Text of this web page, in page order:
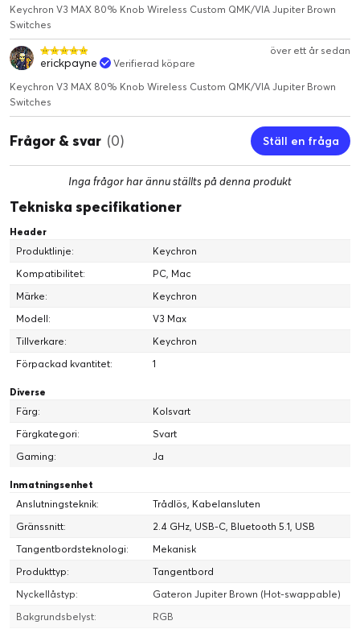
En episk kärna inuti tangentbordet
En kraftfull ARM-arkitektur MCU utrustad med 256K Flash
kommer att ge mer flexibilitet för utvecklare.
Pollingsfrekvensen är 1000 Hz direkt ur lådan, vilket gör att
Keychron V3 MAX 80% Knob Wireless Custom QMK/VIA Jupiter Brown
Switches
över ett år sedan
erickpayne
Verifierad köpare
Keychron V3 MAX 80% Knob Wireless Custom QMK/VIA Jupiter Brown
Switches
Frågor & svar (0) Ställ en fråga
Inga frågor har ännu ställts på denna produkt
Tekniska specifikationer
Header
Produktlinje:
Keychron
Kompatibilitet:
PC, Mac
Märke:
Keychron
Modell:
V3 Max
Tillverkare:
Keychron
Förpackad kvantitet:
1
Diverse
Färg:
Kolsvart
Färgkategori:
Svart
Gaming:
Ja
Inmatningsenhet
Anslutningsteknik:
Trådlös, Kabelansluten
Gränssnitt:
2.4 GHz, USB-C, Bluetooth 5.1, USB
Tangentbordsteknologi:
Mekanisk
Produkttyp:
Tangentbord
Nyckellåstyp:
Gateron Jupiter Brown (Hot-swappable)
Bakgrundsbelyst:
RGB